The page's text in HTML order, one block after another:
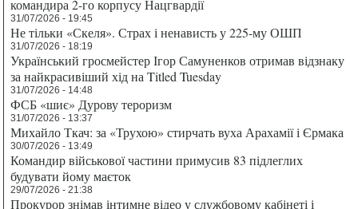
командира 2-го корпусу Нацгвардії
31/07/2026 - 19:45
Не тільки «Скеля». Страх і ненависть у 225-му ОШП
31/07/2026 - 18:19
Український гросмейстер Ігор Самуненков отримав відзнаку
за найкрасивіший хід на Titled Tuesday
31/07/2026 - 14:48
ФСБ «шиє» Дурову тероризм
31/07/2026 - 13:37
Михайло Ткач: за «Трухою» стирчать вуха Арахамії і Єрмака
30/07/2026 - 13:49
Командир військової частини примусив 83 підлеглих
будувати йому маєток
29/07/2026 - 21:38
Прокурор знімав інтимне відео у службовому кабінеті і